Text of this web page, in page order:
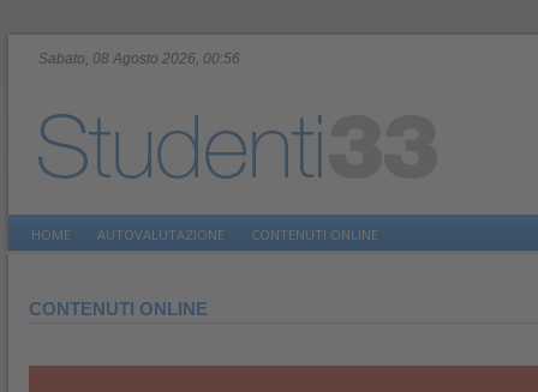
Sabato, 08 Agosto 2026, 00:56
HOME AUTOVALUTAZIONE CONTENUTI ONLINE
CONTENUTI ONLINE